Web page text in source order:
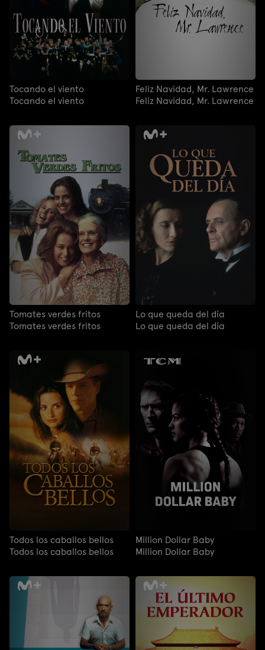
Tocando el viento
Tocando el viento
Feliz Navidad, Mr. Lawrence
Feliz Navidad, Mr. Lawrence
Tomates verdes fritos
Tomates verdes fritos
Lo que queda del día
Lo que queda del día
Todos los caballos bellos
Todos los caballos bellos
Million Dollar Baby
Million Dollar Baby